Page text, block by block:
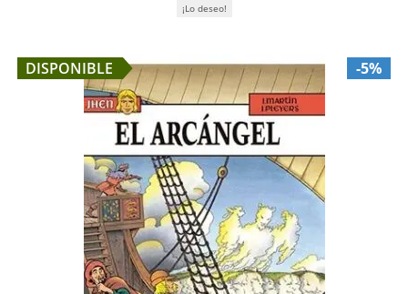
¡Lo deseo!
DISPONIBLE -5%